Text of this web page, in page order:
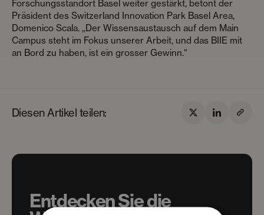
Forschungsstandort Basel weiter gestärkt, betont der
Präsident des Switzerland Innovation Park Basel Area,
Domenico Scala. „Der Wissensaustausch auf dem Main
Campus steht im Fokus unserer Arbeit, und das BIIE mit
an Bord zu haben, ist ein grosser Gewinn.“
Diesen Artikel teilen:
Entdecken Sie die